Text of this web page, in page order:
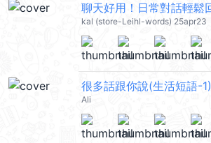
kal (store-Leihl-words) 25apr23
很多話跟你說(生活短語-1)
Ali